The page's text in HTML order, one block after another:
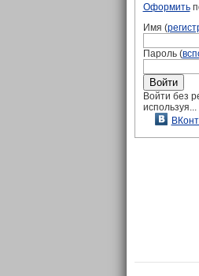
Оформить
Имя (
Пароль (
Войти без
используя...